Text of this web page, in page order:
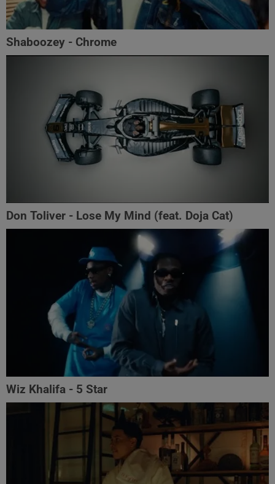
Shaboozey - Chrome
Don Toliver - Lose My Mind (feat. Doja Cat)
Wiz Khalifa - 5 Star